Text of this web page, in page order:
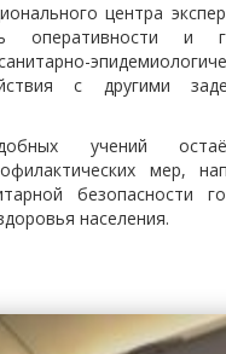
центра
оперативности и
с другими
учений
мер,
безопасности
населения.